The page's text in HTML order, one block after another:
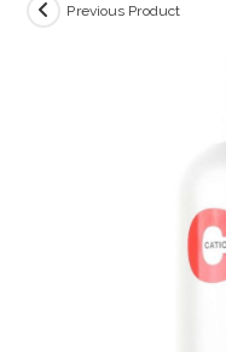
Previous Product